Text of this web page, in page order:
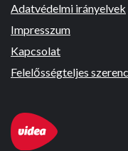
Adatvédelmi irányelvek
Impresszum
Kapcsolat
Felelősségteljes